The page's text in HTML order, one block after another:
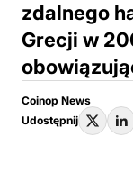
zdalnego
Grecji w
Coinop News
Udostępnij